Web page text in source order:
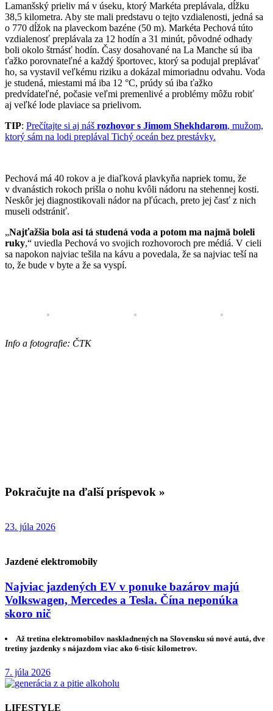
Lamanšský prieliv má v úseku, ktorý Markéta preplávala, dĺžku
38,5 kilometra. Aby ste mali predstavu o tejto vzdialenosti, jedná sa
o 770 dĺžok na plaveckom bazéne (50 m). Markéta Pechová túto
vzdialenosť preplávala za 12 hodín a 31 minút, pôvodné odhady
boli okolo štrnásť hodín. Časy dosahované na La Manche sú iba
ťažko porovnateľné a každý športovec, ktorý sa podujal preplávať
ho, sa vystavil veľkému riziku a dokázal mimoriadnu odvahu. Voda
je studená, miestami má iba 12 °C, prúdy sú iba ťažko
predvídateľné, počasie veľmi premenlivé a problémy môžu robiť
aj veľké lode plaviace sa prielivom.
TIP: Prečítajte si aj náš rozhovor s Jimom Shekhdarom, mužom,
ktorý sám na lodi preplával Tichý oceán bez prestávky.
Pechová má 40 rokov a je diaľková plavkyňa napriek tomu, že
v dvanástich rokoch prišla o nohu kvôli nádoru na stehennej kosti.
Neskôr jej diagnostikovali nádor na pľúcach, preto jej časť z nich
museli odstrániť.
„Najťažšia bola asi tá studená voda a potom ma najmä boleli
ruky,“ uviedla Pechová vo svojich rozhovoroch pre médiá. V cieli
sa napokon najviac tešila na kávu a povedala, že sa najviac teší na
to, že bude v byte a že sa vyspí.
Info a fotografie: ČTK
Pokračujte na ďalší príspevok »
23. júla 2026
Jazdené elektromobily
Najviac jazdených EV v ponuke bazárov majú
Volkswagen, Mercedes a Tesla. Čína neponúka
skoro nič
Až tretina elektromobilov naskladnených na Slovensku sú nové autá, dve
tretiny jazdenky s nájazdom viac ako 6-tisíc kilometrov.
7. júla 2026
LIFESTYLE